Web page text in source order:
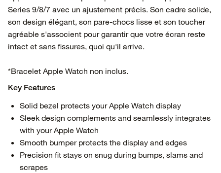
Series 9/8/7 avec un ajustement précis. Son cadre solide,
son design élégant, son pare-chocs lisse et son toucher
agréable s'associent pour garantir que votre écran reste
intact et sans fissures, quoi qu'il arrive.
*Bracelet Apple Watch non inclus.
Key Features
Solid bezel protects your Apple Watch display
Sleek design complements and seamlessly integrates
with your Apple Watch
Smooth bumper protects the display and edges
Precision fit stays on snug during bumps, slams and
scrapes